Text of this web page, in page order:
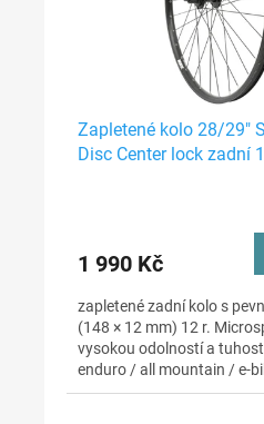
Zapletené kolo 28/29"
Disc Center lock zadní
1 990 Kč
zapletené zadní kolo s
(148 × 12 mm) 12 r.
vysokou odolností a
enduro / all mountain / e-